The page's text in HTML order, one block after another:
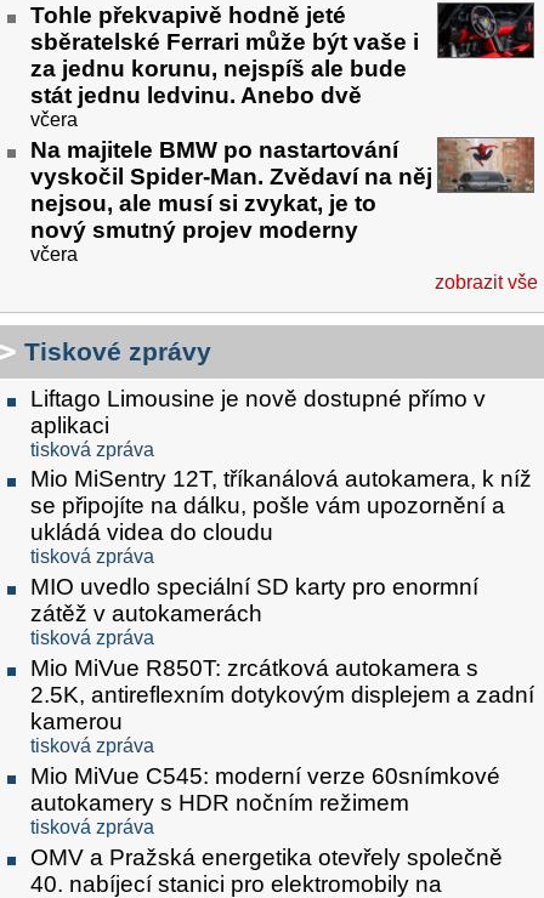
Tohle překvapivě hodně jeté
sběratelské Ferrari může být vaše i
za jednu korunu, nejspíš ale bude
stát jednu ledvinu. Anebo dvě
včera
Na majitele BMW po nastartování
vyskočil Spider-Man. Zvědaví na něj
nejsou, ale musí si zvykat, je to
nový smutný projev moderny
včera
zobrazit vše
Tiskové zprávy
Liftago Limousine je nově dostupné přímo v
aplikaci
tisková zpráva
Mio MiSentry 12T, tříkanálová autokamera, k níž
se připojíte na dálku, pošle vám upozornění a
ukládá videa do cloudu
tisková zpráva
MIO uvedlo speciální SD karty pro enormní
zátěž v autokamerách
tisková zpráva
Mio MiVue R850T: zrcátková autokamera s
2.5K, antireflexním dotykovým displejem a zadní
kamerou
tisková zpráva
Mio MiVue C545: moderní verze 60snímkové
autokamery s HDR nočním režimem
tisková zpráva
OMV a Pražská energetika otevřely společně
40. nabíjecí stanici pro elektromobily na